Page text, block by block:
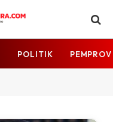
POLITIK